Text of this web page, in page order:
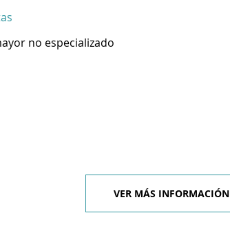
no especializado
VER MÁS INFORMACIÓN